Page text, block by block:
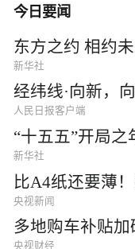
今日要闻
东方之约 相约
新华社
经纬线·向新，
人民日报客户端
“十五五”开局
新华社
比A4纸还要薄
央视新闻
多地购车补贴
央视财经